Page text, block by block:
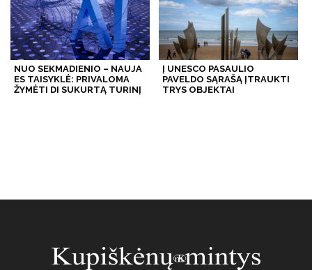
NUO SEKMADIENIO – NAUJA
ES TAISYKLĖ: PRIVALOMA
ŽYMĖTI DI SUKURTĄ TURINĮ
Į UNESCO PASAULIO
PAVELDO SĄRAŠĄ ĮTRAUKTI
TRYS OBJEKTAI